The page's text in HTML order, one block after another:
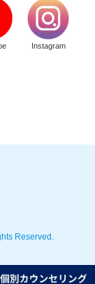
Instagram
Reserved.